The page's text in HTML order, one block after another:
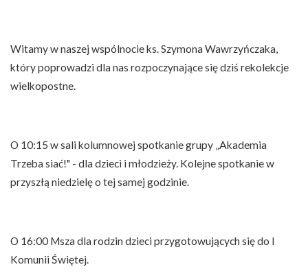
Witamy w naszej wspólnocie ks. Szymona Wawrzyńczaka,
który poprowadzi dla nas rozpoczynające się dziś rekolekcje
wielkopostne.
O 10:15 w sali kolumnowej spotkanie grupy „Akademia
Trzeba siać!" - dla dzieci i młodzieży. Kolejne spotkanie w
przyszłą niedzielę o tej samej godzinie.
O 16:00 Msza dla rodzin dzieci przygotowujących się do I
Komunii Świętej.